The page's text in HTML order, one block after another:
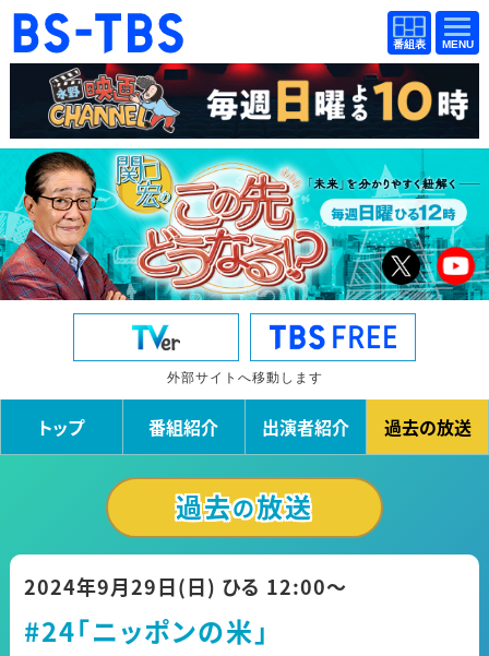
BS-TBS
番組
表
BS-TBS
番組
表
ドラマ 映画
紀行 報道
教養 スポーツ
音楽 エンタメ
アニメ ファンクラブ
イベント ショッピング
公式SNS プレゼント
ご意見・ご感想 会社情報
外部サイトへ移動します
トップ 番組紹介 出演者紹介 過去の放送
過去の放送
2024年9月29日(日) ひる 12:00〜
#24「ニッポンの米」